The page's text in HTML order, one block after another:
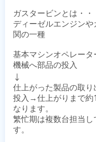
ガスタービンとは・・
ディーゼルエンジン
関の一種
基本マシンオペレータ
機械へ部品の投入
↓
仕上がった製品の取り
投入→仕上がりまで約
なります。
繁忙期は複数台担当
す。